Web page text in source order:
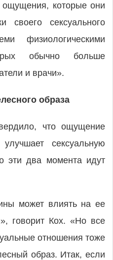
ощущения, которые они
своего сексуального
физиологическими
обычно больше
и врачи».
образа
что ощущение
сексуальную
эти два момента идут
может влиять на ее
говорит Кох. «Но все
отношения тоже
образ. Итак, если